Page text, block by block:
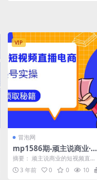
VIP
冒泡网
mp1586期-顽主说商业·短
视频直播电商0粉起号实
操，超800分钟超强实操
干活，高效时间、快速落
摘要： 顽主说商业的短视频直播
电商0粉起号实操课程，价值980
元，包含21节内容...
3 年前 0 0 10